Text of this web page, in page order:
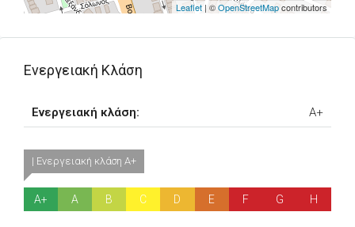
Leaflet | ©OpenStreetMapcontributors
Ενεργειακή Κλάση
Ενεργειακή κλάση: A+
| Ενεργειακή κλάση A+
A+ A B C D E F G H